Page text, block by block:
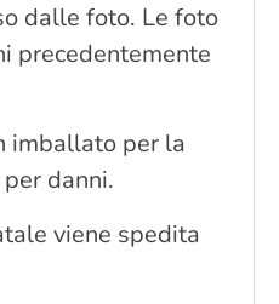
dalle foto. Le foto
precedentemente
imballato per la
danni.
viene spedita